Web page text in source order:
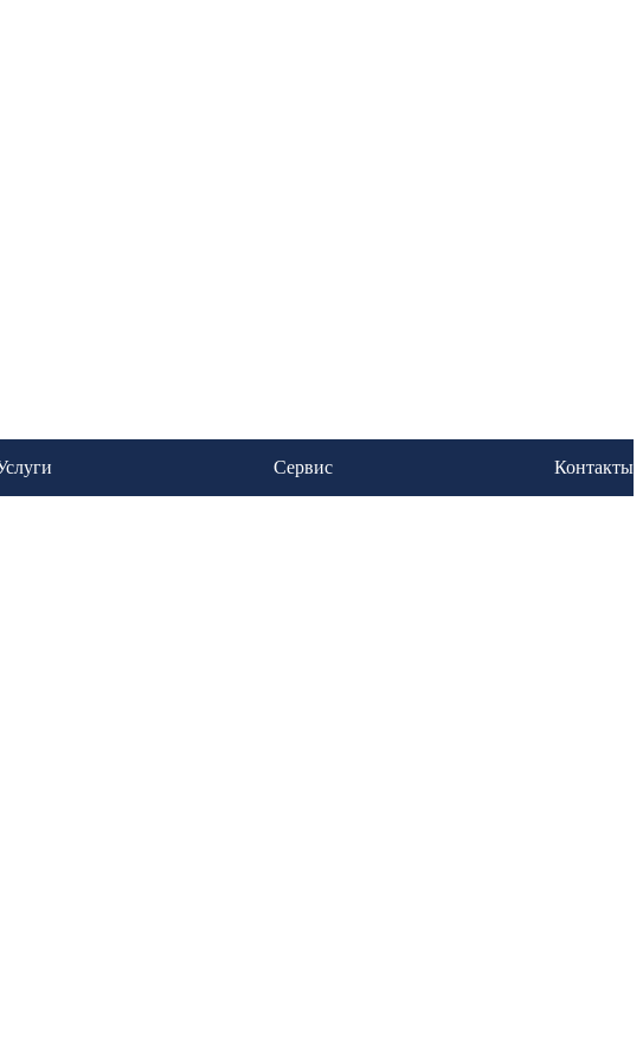
Сервис
Контакты